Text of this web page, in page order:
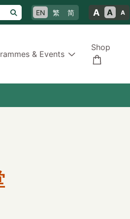
EN 繁 简 A A A
& Events
Shop